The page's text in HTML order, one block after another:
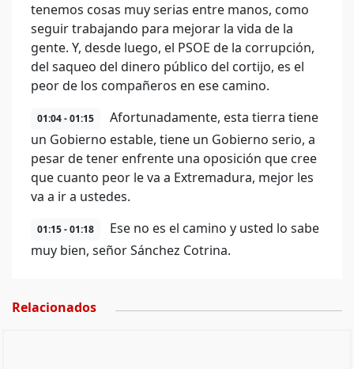
tenemos cosas muy serias entre manos, como
seguir trabajando para mejorar la vida de la
gente. Y, desde luego, el PSOE de la corrupción,
del saqueo del dinero público del cortijo, es el
peor de los compañeros en ese camino.
01:04 - 01:15
Afortunadamente, esta tierra tiene
un Gobierno estable, tiene un Gobierno serio, a
pesar de tener enfrente una oposición que cree
que cuanto peor le va a Extremadura, mejor les
va a ir a ustedes.
01:15 - 01:18
Ese no es el camino y usted lo sabe
muy bien, señor Sánchez Cotrina.
Relacionados